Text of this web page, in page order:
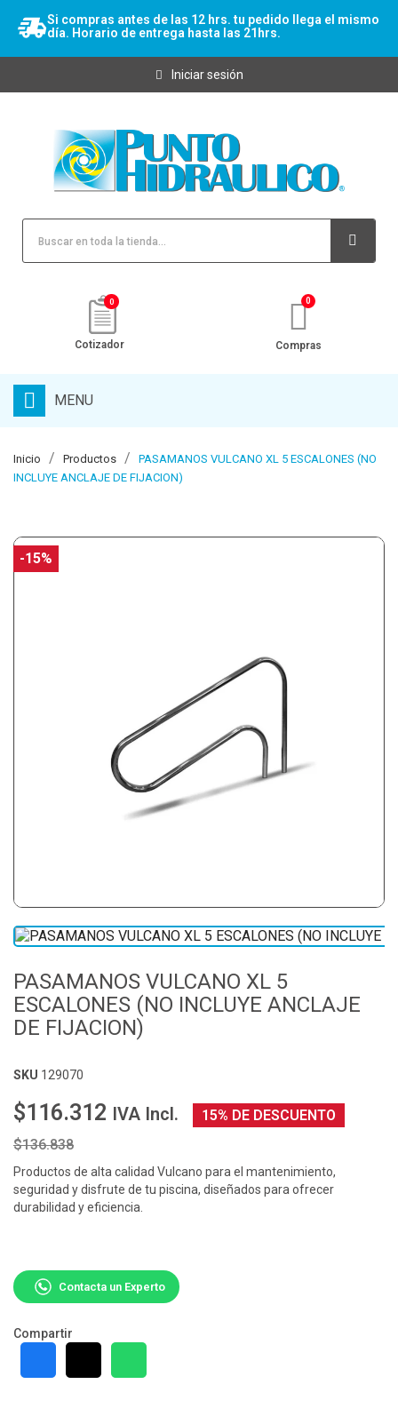
Si compras antes de las 12 hrs. tu pedido llega el mismo
día. Horario de entrega hasta las 21hrs.
Iniciar sesión
0
Cotizador Compras
MENU
Inicio Productos
PASAMANOS VULCANO XL 5 ESCALONES (NO
INCLUYE ANCLAJE DE FIJACION)
-15%
PASAMANOS VULCANO XL 5
ESCALONES (NO INCLUYE ANCLAJE
DE FIJACION)
SKU 129070
$116.312 IVA Incl.
15% DE DESCUENTO
$136.838
Productos de alta calidad Vulcano para el mantenimiento,
seguridad y disfrute de tu piscina, diseñados para ofrecer
durabilidad y eficiencia.
Contacta un Experto
Compartir